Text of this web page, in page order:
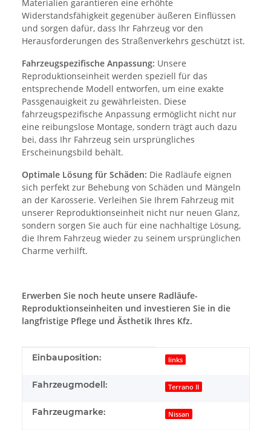
Materialien garantieren eine erhöhte
Widerstandsfähigkeit gegenüber äußeren Einflüssen
und sorgen dafür, dass Ihr Fahrzeug vor den
Herausforderungen des Straßenverkehrs geschützt ist.
Fahrzeugspezifische Anpassung: Unsere
Reproduktionseinheit werden speziell für das
entsprechende Modell entworfen, um eine exakte
Passgenauigkeit zu gewährleisten. Diese
fahrzeugspezifische Anpassung ermöglicht nicht nur
eine reibungslose Montage, sondern trägt auch dazu
bei, dass Ihr Fahrzeug sein ursprüngliches
Erscheinungsbild behält.
Optimale Lösung für Schäden: Die Radläufe eignen
sich perfekt zur Behebung von Schäden und Mängeln
an der Karosserie. Verleihen Sie Ihrem Fahrzeug mit
unserer Reproduktionseinheit nicht nur neuen Glanz,
sondern sorgen Sie auch für eine nachhaltige Lösung,
die Ihrem Fahrzeug wieder zu seinem ursprünglichen
Charme verhilft.
Erwerben Sie noch heute unsere Radläufe-
Reproduktionseinheiten und investieren Sie in die
langfristige Pflege und Ästhetik Ihres Kfz.
Produkteigenschaft
Wert
Einbauposition: links
Fahrzeugmodell: Terrano II
Fahrzeugmarke: Nissan